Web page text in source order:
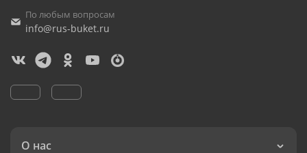
По любым вопросам
info@rus-buket.ru
О нас